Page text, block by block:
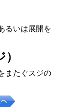
るいは展開を
またぐスジの